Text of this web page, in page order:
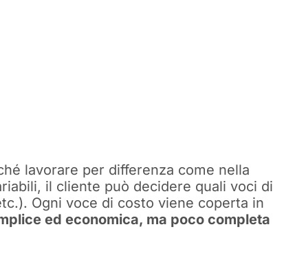
lavorare per differenza come nella
il cliente può decidere quali voci di
Ogni voce di costo viene coperta in
ed economica, ma poco completa